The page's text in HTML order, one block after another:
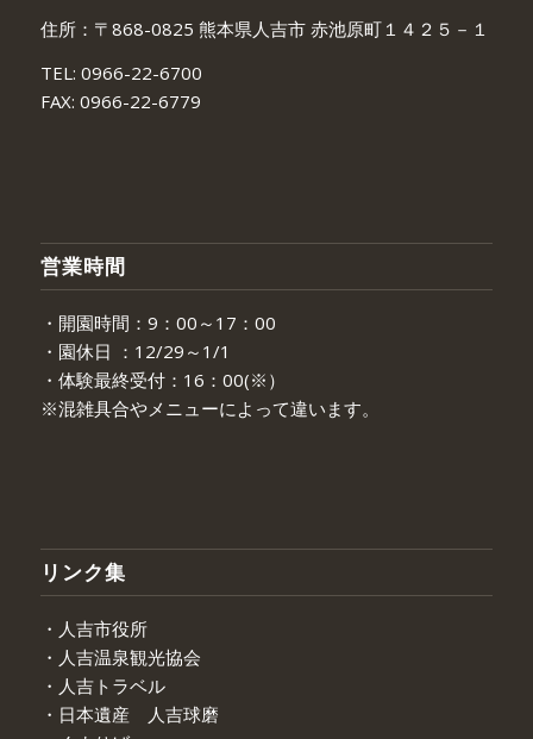
住所：〒868-0825 熊本県人吉市 赤池原町１４２５－１
TEL: 0966-22-6700
FAX: 0966-22-6779
営業時間
・開園時間：9：00～17：00
・園休日 ：12/29～1/1
・体験最終受付：16：00(※）
※混雑具合やメニューによって違います。
リンク集
・人吉市役所
・人吉温泉観光協会
・人吉トラベル
・日本遺産 人吉球磨